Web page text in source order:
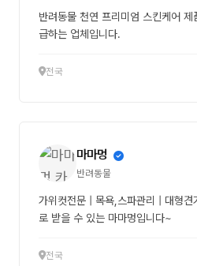
반려동물 천연 프리미엄 스킨케어
급하는 업체입니다.
전국
마마멍
반려동물
가위컷전문 | 목욕,스파관리 | 대형견
로 받을 수 있는 마마멍입니다~
전국